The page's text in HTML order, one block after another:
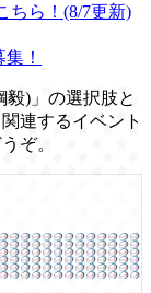
ちら！(8/7更新)
！
)」の選択肢と
連するイベント
ぞ。